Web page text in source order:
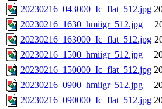
20230216_043000_Ic_flat_512.jpg
20230216_1630_hmiigr_512.jpg
20230216_163000_Ic_flat_512.jpg
20230216_1500_hmiigr_512.jpg
20230216_150000_Ic_flat_512.jpg
20230216_0900_hmiigr_512.jpg
20230216_090000_Ic_flat_512.jpg